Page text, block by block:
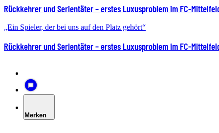
Rückkehrer und Serientäter – erstes Luxusproblem im FC-
„Ein Spieler, der bei uns auf den Platz gehört“
Rückkehrer und Serientäter – erstes Luxusproblem im FC-
Merken